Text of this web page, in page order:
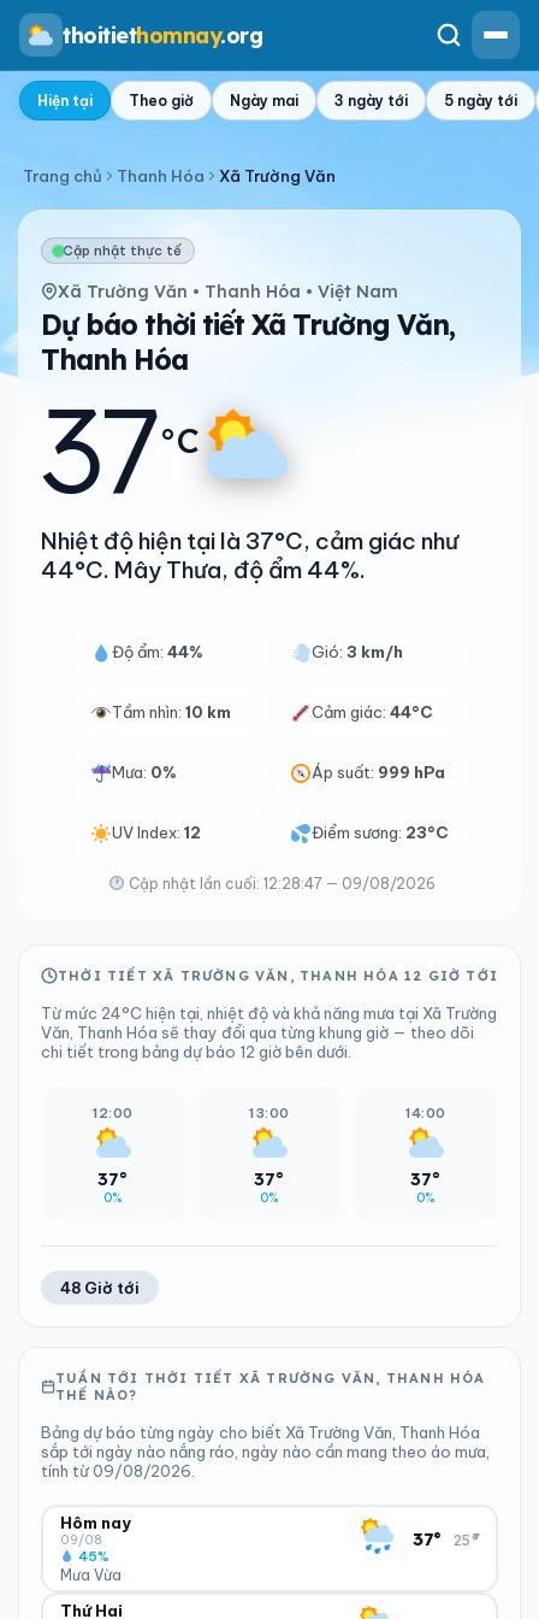
thoitiethomnay.org
Hiện tại Theo giờ Ngày mai 3 ngày tới 5 ngày tới
Trang chủ Thanh Hóa Xã Trường Văn
Cập nhật thực tế
Xã Trường Văn • Thanh Hóa • Việt Nam
Dự báo thời tiết Xã Trường Văn,
Thanh Hóa
37°C
Nhiệt độ hiện tại là 37°C, cảm giác như
44°C. Mây Thưa, độ ẩm 44%.
Độ ẩm: 44% Gió:3 km/h
Tầm nhìn: 10 km Cảm giác:44°C
Mưa: 0% Áp suất: 999 hPa
UV Index: 12 Điểm sương: 23°C
Cập nhật lần cuối: 12:28:47 — 09/08/2026
THỜI TIẾT XÃ TRƯỜNG VĂN, THANH HÓA 12 GIỜ TỚI
Từ mức 24°C hiện tại, nhiệt độ và khả năng mưa tại Xã Trường
Văn, Thanh Hóa sẽ thay đổi qua từng khung giờ — theo dõi
chi tiết trong bảng dự báo 12 giờ bên dưới.
12:00
37°
0%
13:00
37°
0%
14:00
37°
0%
48 Giờ tới
TUẦN TỚI THỜI TIẾT XÃ TRƯỜNG VĂN, THANH HÓA
THẾ NÀO?
Bảng dự báo từng ngày cho biết Xã Trường Văn, Thanh Hóa
sắp tới ngày nào nắng ráo, ngày nào cần mang theo áo mưa,
tính từ 09/08/2026.
Hôm nay
09/08
Mưa Vừa
45%
37° 25°
▾
ĐỘ ẨM
Thứ Hai